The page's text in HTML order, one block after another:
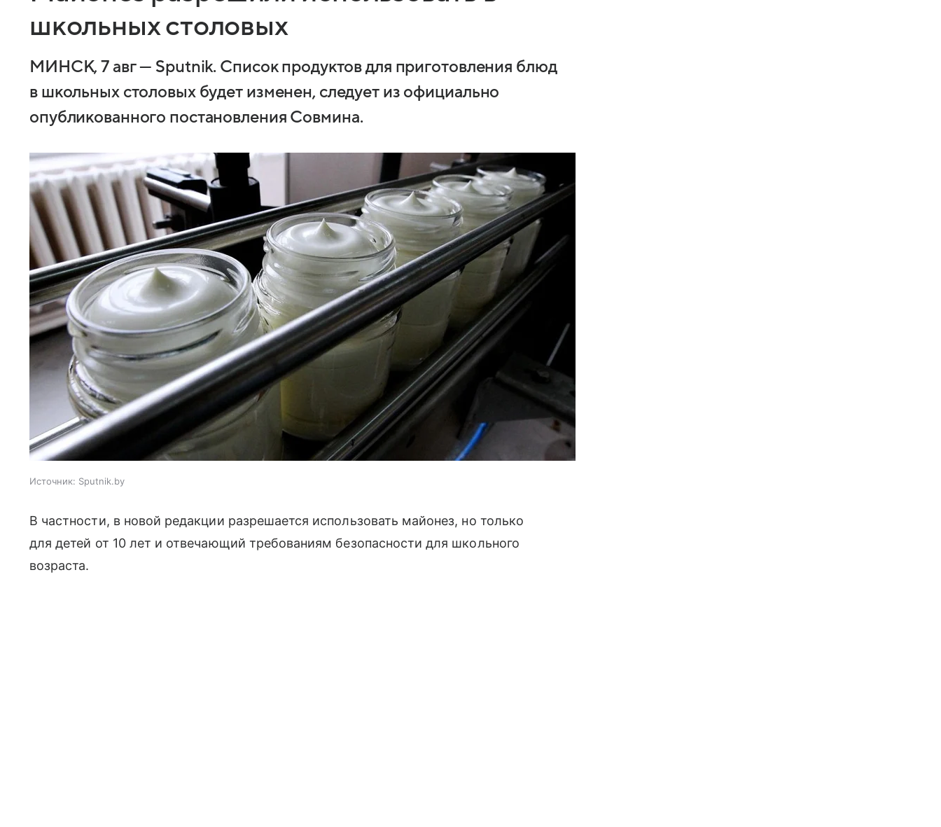
школьных столовых
МИНСК, 7 авг — Sputnik. Список продуктов для приготовления блюд
в школьных столовых будет изменен, следует из официально
опубликованного постановления Совмина.
Источник: Sputnik.by
В частности, в новой редакции разрешается использовать майонез, но только
для детей от 10 лет и отвечающий требованиям безопасности для школьного
возраста.